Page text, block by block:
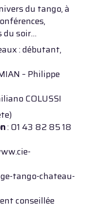
du tango, à
du soir…
: débutant,
– Philippe
COLUSSI
: 01 43 82 85 18
tango-chateau-
conseillée